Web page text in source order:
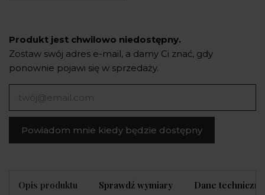
Produkt jest chwilowo niedostępny.
Zostaw swój adres e-mail, a damy Ci znać, gdy
ponownie pojawi się w sprzedaży.
Powiadom mnie kiedy będzie dostępny
Opis produktu Sprawdź wymiary Dane techniczne